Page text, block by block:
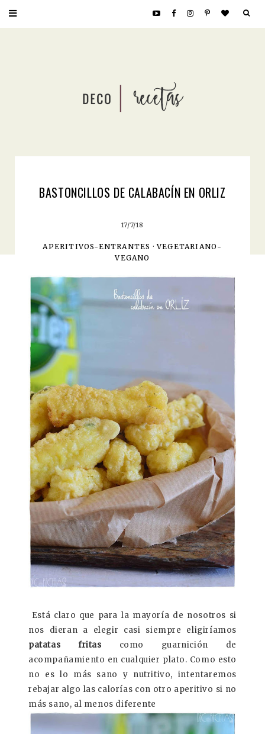
BASTONCILLOS DE CALABACÍN EN ORLIZ
17/7/18
APERITIVOS-ENTRANTES ·VEGETARIANO-
VEGANO
Está claro que para la mayoría de nosotros si
nos dieran a elegir casi siempre eligiríamos
patatas fritas como guarnición de
acompañamiento en cualquier plato. Como esto
no es lo más sano y nutritivo, intentaremos
rebajar algo las calorías con otro aperitivo si no
más sano, al menos diferente